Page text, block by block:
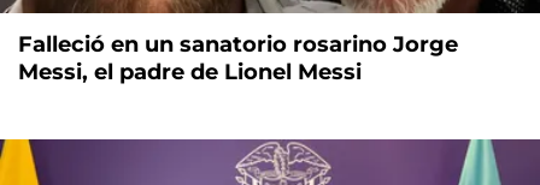
Falleció en un sanatorio rosarino Jorge
Messi, el padre de Lionel Messi